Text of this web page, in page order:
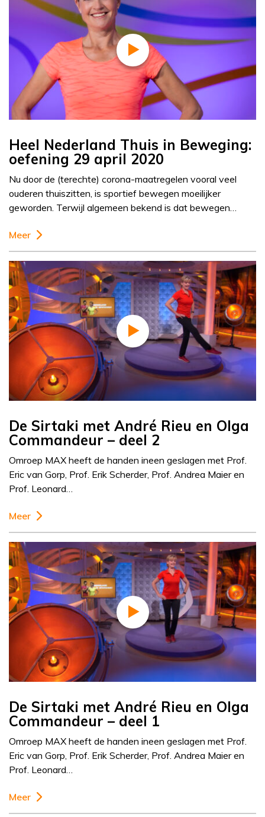
Heel Nederland Thuis in Beweging:
oefening 29 april 2020
Nu door de (terechte) corona-maatregelen vooral veel
ouderen thuiszitten, is sportief bewegen moeilijker
geworden. Terwijl algemeen bekend is dat bewegen…
Meer
De Sirtaki met André Rieu en Olga
Commandeur – deel 2
Omroep MAX heeft de handen ineen geslagen met Prof.
Eric van Gorp, Prof. Erik Scherder, Prof. Andrea Maier en
Prof. Leonard…
Meer
De Sirtaki met André Rieu en Olga
Commandeur – deel 1
Omroep MAX heeft de handen ineen geslagen met Prof.
Eric van Gorp, Prof. Erik Scherder, Prof. Andrea Maier en
Prof. Leonard…
Meer